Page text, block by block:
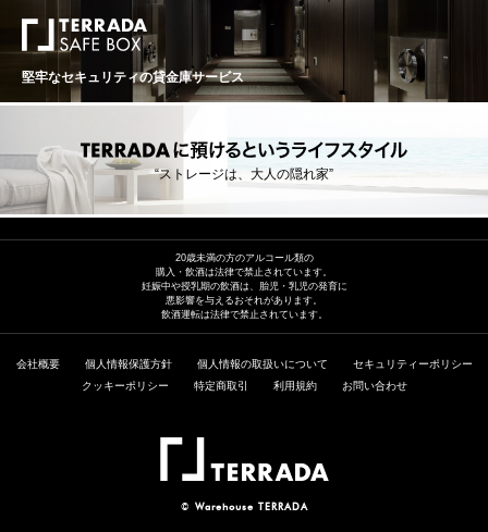
堅牢なセキュリティの貸金庫サービス
“ストレージは、大人の隠れ家”
20歳未満の方のアルコール類の
購入・飲酒は法律で禁止されています。
妊娠中や授乳期の飲酒は、胎児・乳児の発育に
悪影響を与えるおそれがあります。
飲酒運転は法律で禁止されています。
会社概要 個人情報保護方針 個人情報の取扱いについて
セキュリティーポリシー
クッキーポリシー
特定商取引 利用規約 お問い合わせ
© Warehouse TERRADA